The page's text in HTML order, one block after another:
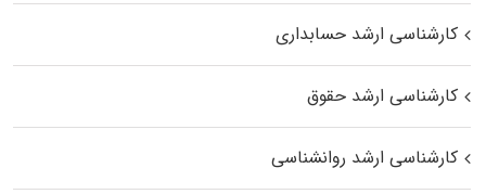
کارشناسی ارشد حسابداری
کارشناسی ارشد حقوق
کارشناسی ارشد روانشناسی